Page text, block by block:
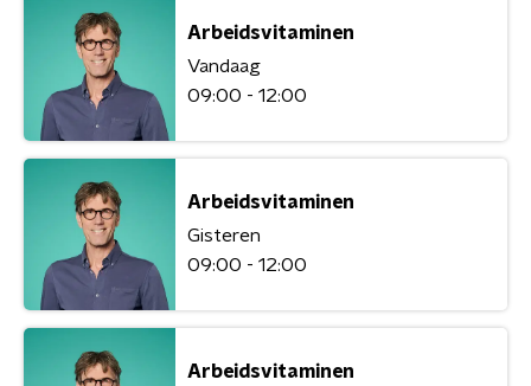
Arbeidsvitaminen
Vandaag
09:00 - 12:00
Arbeidsvitaminen
Gisteren
09:00 - 12:00
Arbeidsvitaminen